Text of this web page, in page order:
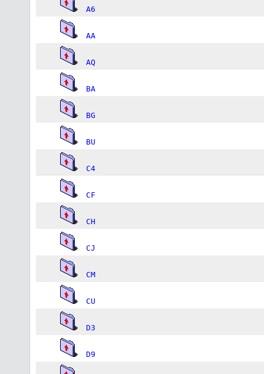
A6
AA
AQ
BA
BG
BU
C4
CF
CH
CJ
CM
CU
D3
D9